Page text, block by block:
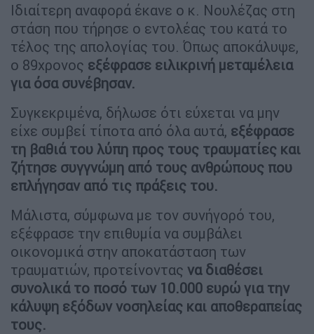
Ιδιαίτερη αναφορά έκανε ο κ. Νουλέζας στη
στάση που τήρησε ο εντολέας του κατά το
τέλος της απολογίας του. Όπως αποκάλυψε,
ο 89χρονος εξέφρασε ειλικρινή μεταμέλεια
για όσα συνέβησαν.
Συγκεκριμένα, δήλωσε ότι εύχεται να μην
είχε συμβεί τίποτα από όλα αυτά, εξέφρασε
τη βαθιά του λύπη προς τους τραυματίες και
ζήτησε συγγνώμη από τους ανθρώπους που
επλήγησαν από τις πράξεις του.
Μάλιστα, σύμφωνα με τον συνήγορό του,
εξέφρασε την επιθυμία να συμβάλει
οικονομικά στην αποκατάσταση των
τραυματιών, προτείνοντας να διαθέσει
συνολικά το ποσό των 10.000 ευρώ για την
κάλυψη εξόδων νοσηλείας και αποθεραπείας
τους.